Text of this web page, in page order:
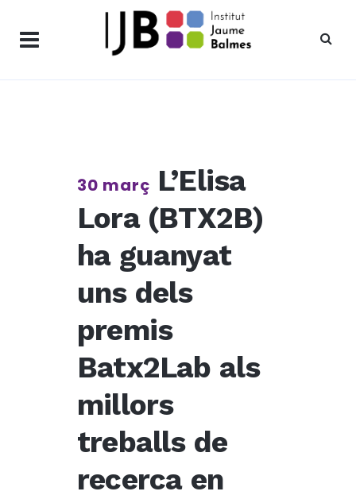
30 març L’Elisa
Lora (BTX2B)
ha guanyat
uns dels
premis
Batx2Lab als
millors
treballs de
recerca en